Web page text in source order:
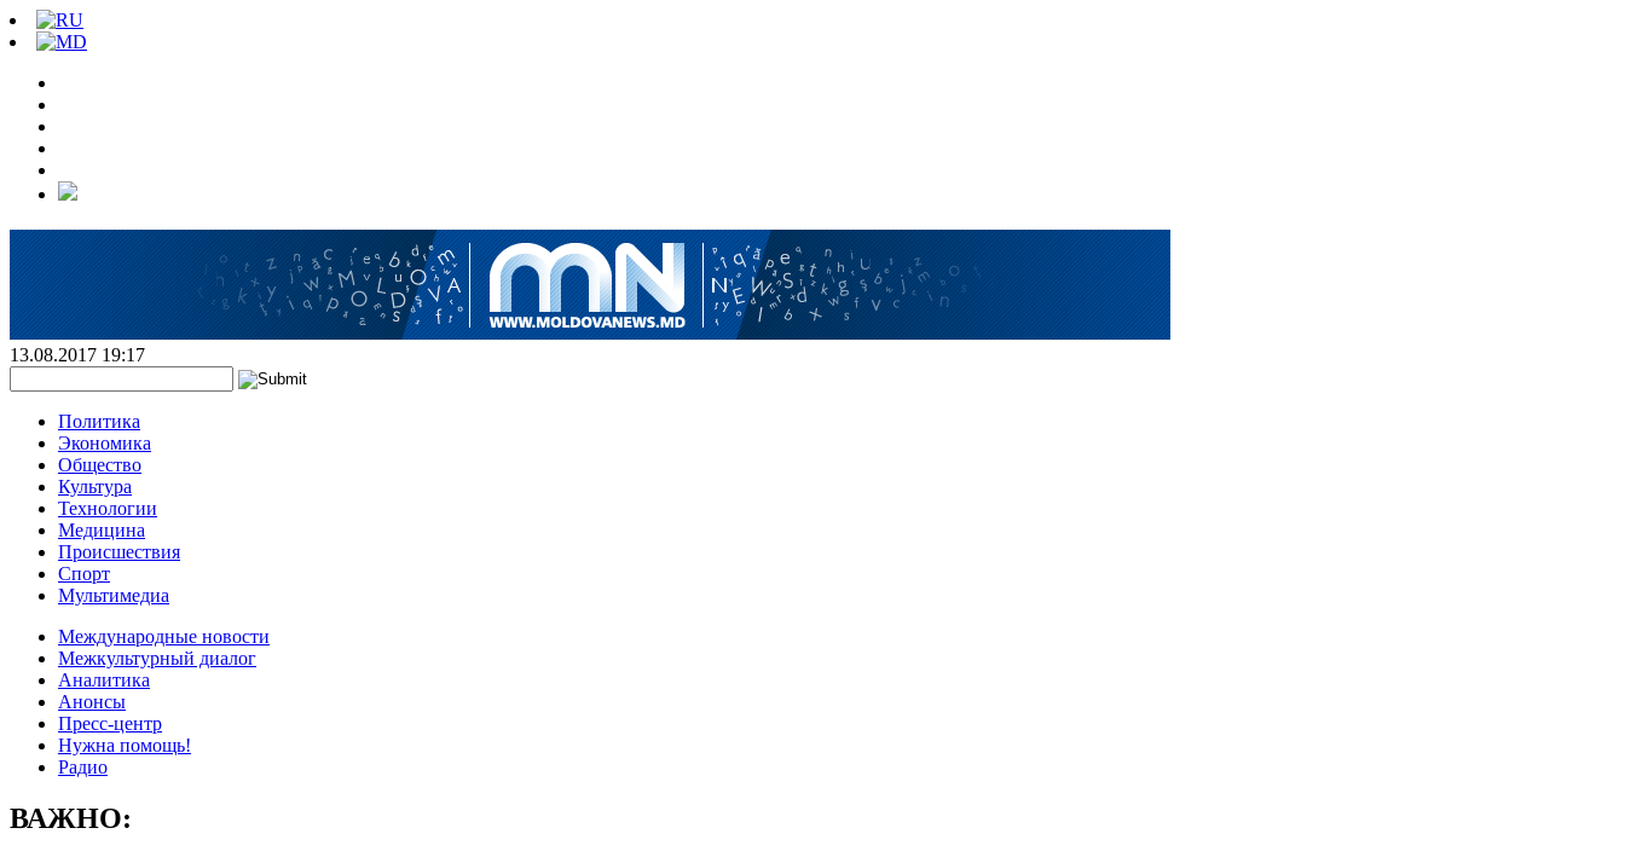
13.08.2017 19:17
Политика
Экономика
Общество
Культура
Технологии
Медицина
Происшествия
Спорт
Мультимедиа
Международные новости
Межкультурный диалог
Аналитика
Анонсы
Пресс-центр
Нужна помощь!
Радио
ВАЖНО: